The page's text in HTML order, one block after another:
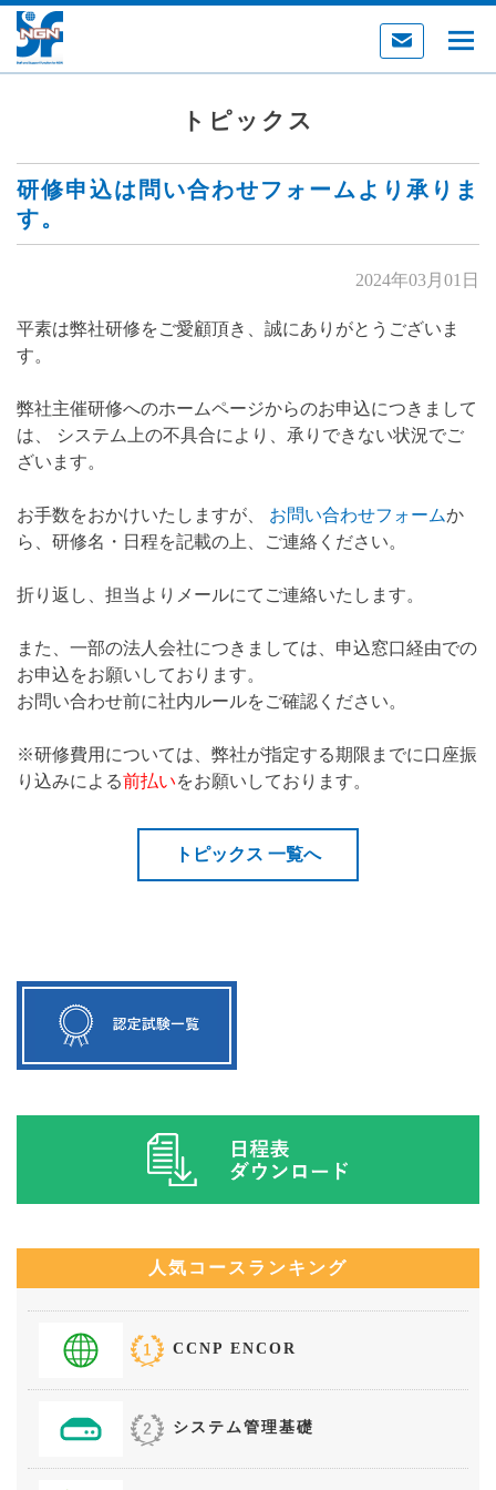
トピックス
研修申込は問い合わせフォームより承りま
す。
2024年03月01日
平素は弊社研修をご愛顧頂き、誠にありがとうございま
す。
弊社主催研修へのホームページからのお申込につきまして
は、 システム上の不具合により、承りできない状況でご
ざいます。
お手数をおかけいたしますが、 お問い合わせフォームか
ら、研修名・日程を記載の上、ご連絡ください。
折り返し、担当よりメールにてご連絡いたします。
また、一部の法人会社につきましては、申込窓口経由での
お申込をお願いしております。
お問い合わせ前に社内ルールをご確認ください。
※研修費用については、弊社が指定する期限までに口座振
り込みによる前払いをお願いしております。
トピックス 一覧へ
人気コースランキング
CCNP ENCOR
システム管理基礎